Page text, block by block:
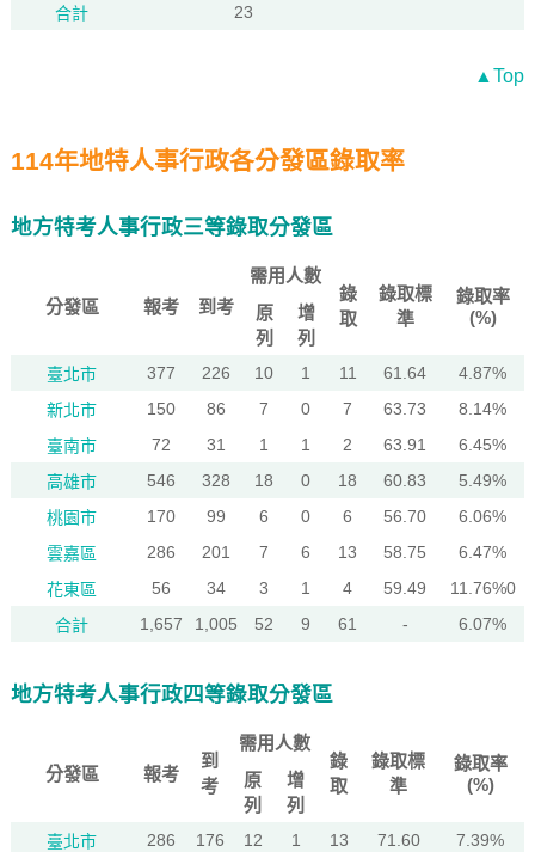
合計
23
▲Top
114年地特人事行政各分發區錄取率
地方特考人事行政三等錄取分發區
分發區 報考 到考
需用人數
錄
取
錄取標
準
錄取率
(%)
原
列
增
列
臺北市 377 226 10 1 11 61.64
4.87%
新北市
150 86 7 0 7 63.73
8.14%
臺南市
72 31 1 1 2 63.91
6.45%
高雄市
546 328 18 0 18 60.83
5.49%
桃園市
170 99 6 0 6 56.70
6.06%
雲嘉區
286 201 7 6 13 58.75
6.47%
花東區
56 34 3 1 4 59.49
11.76%0
合計
1,657 1,005 52 9 61 - 6.07%
地方特考人事行政四等錄取分發區
分發區 報考
到
考
需用人數
錄
取
錄取標
準
錄取率
(%)
原
列
增
列
臺北市 286 176 12 1 13 71.60
7.39%